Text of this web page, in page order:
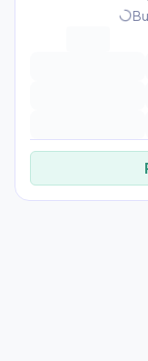
progress_activity